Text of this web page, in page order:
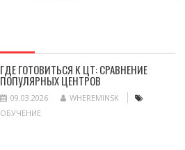
ГДЕ ГОТОВИТЬСЯ К ЦТ: СРАВНЕНИЕ
ПОПУЛЯРНЫХ ЦЕНТРОВ
09.03.2026
WHEREMINSK
ОБУЧЕНИЕ